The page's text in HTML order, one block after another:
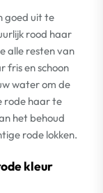
goed uit te
rood haar
alle resten van
fris en schoon
water om de
rode haar te
het behoud
rode lokken.
kleur